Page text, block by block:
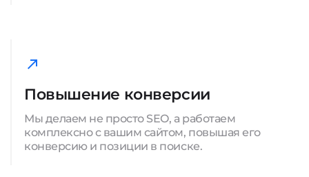
Повышение конверсии
Мы делаем не просто SEO, а работаем
комплексно с вашим сайтом, повышая его
конверсию и позиции в поиске.